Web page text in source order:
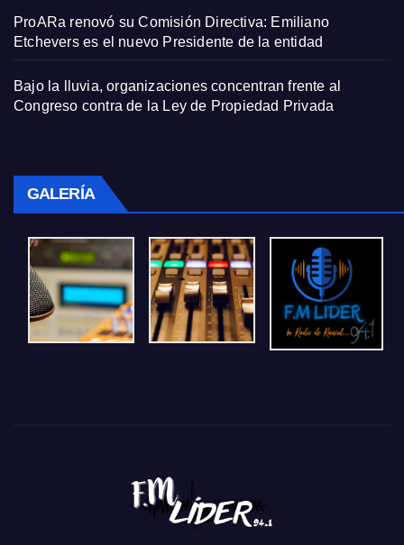
ProARa renovó su Comisión Directiva: Emiliano
Etchevers es el nuevo Presidente de la entidad
Bajo la lluvia, organizaciones concentran frente al
Congreso contra de la Ley de Propiedad Privada
GALERÍA